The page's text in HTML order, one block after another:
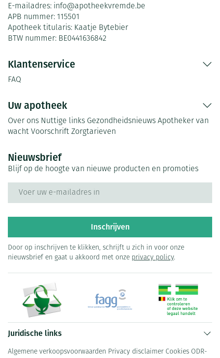
E-mailadres: info@apotheekvremde.be
APB nummer: 115501
Apotheek titularis: Kaatje Bytebier
BTW nummer: BE0441636842
Klantenservice
FAQ
Uw apotheek
Over ons Nuttige links Gezondheidsnieuws Apotheker van
wacht Voorschrift Zorgtarieven
Nieuwsbrief
Blijf op de hoogte van nieuwe producten en promoties
Inschrijven
Door op inschrijven te klikken, schrijft u zich in voor onze
nieuwsbrief en gaat u akkoord met onze privacy policy.
Juridische links
Algemene verkoopsvoorwaarden Privacy disclaimer Cookies ODR-